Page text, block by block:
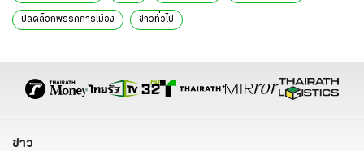
ปลดล็อกพรรคการเมือง ข่าวทั่วไป
ข่าว